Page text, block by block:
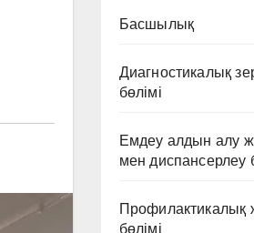
Басшылық
Диагностикалық
бөлімі
Емдеу алдын алу
мен диспансерлеу
Профилактикалық
бөлімі